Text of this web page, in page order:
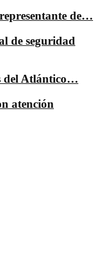
de…
de seguridad
del Atlántico…
atención